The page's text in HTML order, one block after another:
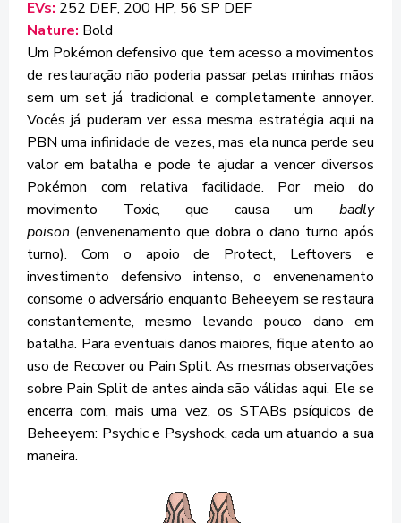
EVs: 252 DEF, 200 HP, 56 SP DEF
Nature: Bold
Um Pokémon defensivo que tem acesso a movimentos
de restauração não poderia passar pelas minhas mãos
sem um set já tradicional e completamente annoyer.
Vocês já puderam ver essa mesma estratégia aqui na
PBN uma infinidade de vezes, mas ela nunca perde seu
valor em batalha e pode te ajudar a vencer diversos
Pokémon com relativa facilidade. Por meio do
movimento Toxic, que causa um badly
poison (envenenamento que dobra o dano turno após
turno). Com o apoio de Protect, Leftovers e
investimento defensivo intenso, o envenenamento
consome o adversário enquanto Beheeyem se restaura
constantemente, mesmo levando pouco dano em
batalha. Para eventuais danos maiores, fique atento ao
uso de Recover ou Pain Split. As mesmas observações
sobre Pain Split de antes ainda são válidas aqui. Ele se
encerra com, mais uma vez, os STABs psíquicos de
Beheeyem: Psychic e Psyshock, cada um atuando a sua
maneira.